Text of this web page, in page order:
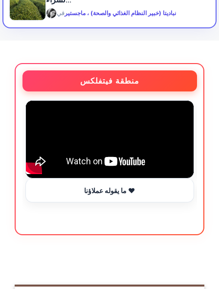
في نباديتا (خبير النظام الغذائي والصحة) ، ماجستير
منطقة فيتفلكس
ما يقوله عملاؤنا ❤️